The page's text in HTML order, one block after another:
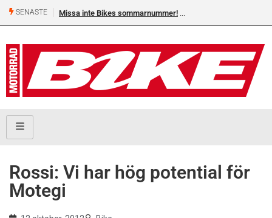
SENASTE Missa inte Bikes sommarnummer!
Rossi: Vi har hög potential för
Motegi